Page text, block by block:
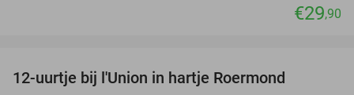
€29,90
12-uurtje bij l'Union in hartje Roermond